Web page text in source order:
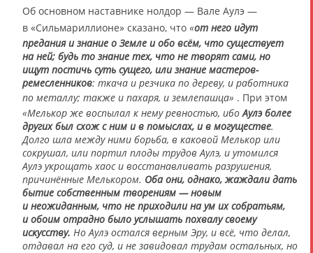
Об основном наставнике нолдор — Вале Аулэ —
в «Сильмариллионе» сказано, что «от него идут
предания и знание о Земле и обо всём, что существует
на ней; будь то знание тех, что не творят сами, но
ищут постичь суть сущего, или знание мастеров-
ремесленников: ткача и резчика по дереву, и работника
по металлу; также и пахаря, и землепашца» . При этом
«Мелькор же воспылал к нему ревностью, ибоАулэ более
других был схож с ним и в помыслах, и в могуществе.
Долго шла между ними борьба, в каковой Мелькор или
сокрушал, или портил плоды трудов Аулэ, и утомился
Аулэ укрощать хаос и восстанавливать разрушения,
причинённые Мелькором. Оба они, однако, жаждали дать
бытие собственным творениям — новым
и неожиданным, что не приходили на ум их собратьям,
и обоим отрадно было услышать похвалу своему
искусству. Но Аулэ остался верным Эру, и всё, что делал,
отдавал на его суд, и не завидовал трудам остальных, но